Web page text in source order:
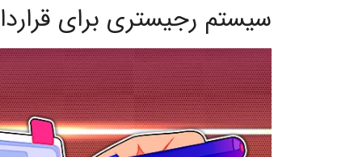
سیستم رجیستری برای